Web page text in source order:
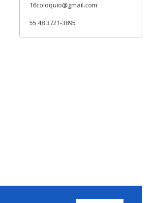
16coloquio@gmail.com
55 48 3721-3895